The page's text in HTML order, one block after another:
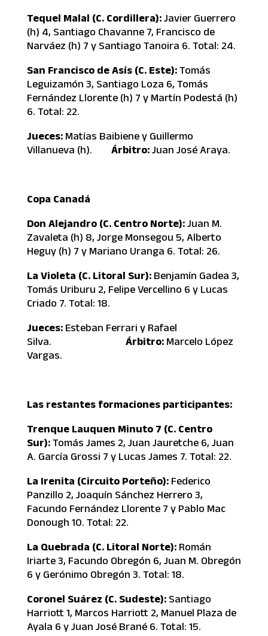
Tequel Malal (C. Cordillera): Javier Guerrero
(h) 4, Santiago Chavanne 7, Francisco de
Narváez (h) 7 y Santiago Tanoira 6. Total: 24.
San Francisco de Asís (C. Este): Tomás
Leguizamón 3, Santiago Loza 6, Tomás
Fernández Llorente (h) 7 y Martín Podestá (h)
6. Total: 22.
Jueces: Matías Baibiene y Guillermo
Villanueva (h). Árbitro: Juan José Araya.
Copa Canadá
Don Alejandro (C. Centro Norte): Juan M.
Zavaleta (h) 8, Jorge Monsegou 5, Alberto
Heguy (h) 7 y Mariano Uranga 6. Total: 26.
La Violeta (C. Litoral Sur): Benjamín Gadea 3,
Tomás Uriburu 2, Felipe Vercellino 6 y Lucas
Criado 7. Total: 18.
Jueces: Esteban Ferrari y Rafael
Silva. Árbitro: Marcelo López
Vargas.
Las restantes formaciones participantes:
Trenque Lauquen Minuto 7 (C. Centro
Sur): Tomás James 2, Juan Jauretche 6, Juan
A. García Grossi 7 y Lucas James 7. Total: 22.
La Irenita (Circuito Porteño): Federico
Panzillo 2, Joaquín Sánchez Herrero 3,
Facundo Fernández Llorente 7 y Pablo Mac
Donough 10. Total: 22.
La Quebrada (C. Litoral Norte): Román
Iriarte 3, Facundo Obregón 6, Juan M. Obregón
6 y Gerónimo Obregón 3. Total: 18.
Coronel Suárez (C. Sudeste): Santiago
Harriott 1, Marcos Harriott 2, Manuel Plaza de
Ayala 6 y Juan José Brané 6. Total: 15.